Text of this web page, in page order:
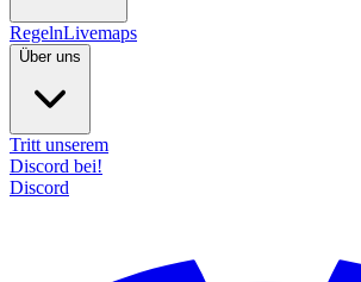
RegelnLivemaps
Über uns
Tritt unserem
Discord bei!
Discord